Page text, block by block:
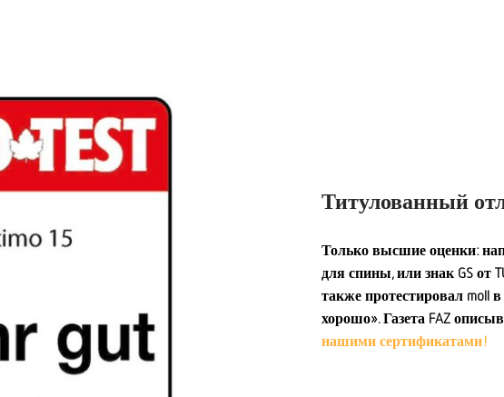
Титулованный
Только высшие оценки:
для спины, или знак GS от
также протестировал moll
хорошо». Газета FAZ
нашими сертификатами!